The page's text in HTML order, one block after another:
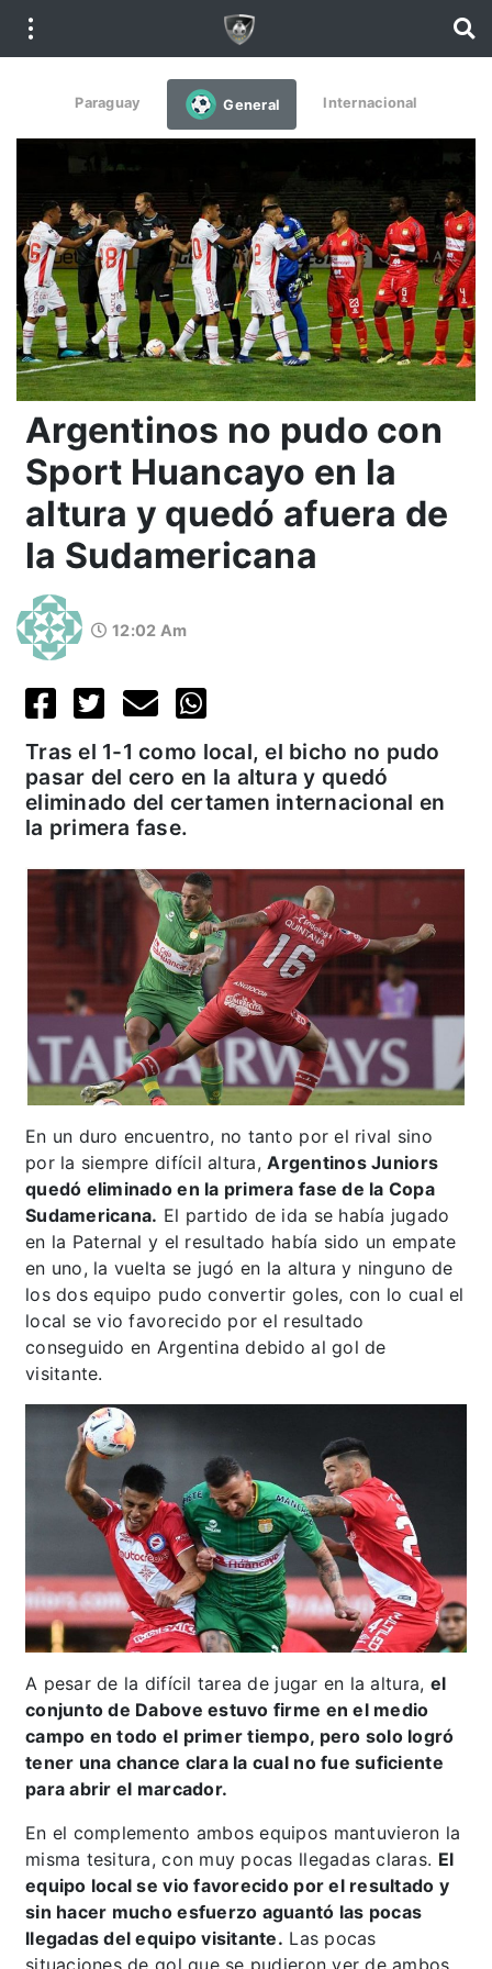
Paraguay General Internacional
Argentinos no pudo con
Sport Huancayo en la
altura y quedó afuera de
la Sudamericana
12:02 Am
Tras el 1-1 como local, el bicho no pudo
pasar del cero en la altura y quedó
eliminado del certamen internacional en
la primera fase.
En un duro encuentro, no tanto por el rival sino
por la siempre difícil altura,Argentinos Juniors
quedó eliminado en la primera fase de la Copa
Sudamericana. El partido de ida se había jugado
en la Paternal y el resultado había sido un empate
en uno, la vuelta se jugó en la altura y ninguno de
los dos equipo pudo convertir goles, con lo cual el
local se vio favorecido por el resultado
conseguido en Argentina debido al gol de
visitante.
A pesar de la difícil tarea de jugar en la altura, el
conjunto de Dabove estuvo firme en el medio
campo en todo el primer tiempo, pero solo logró
tener una chance clara la cual no fue suficiente
para abrir el marcador.
En el complemento ambos equipos mantuvieron la
misma tesitura, con muy pocas llegadas claras. El
equipo local se vio favorecido por el resultado y
sin hacer mucho esfuerzo aguantó las pocas
llegadas del equipo visitante. Las pocas